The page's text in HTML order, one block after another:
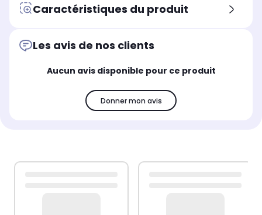
Caractéristiques du produit
Les avis de nos clients
Aucun avis disponible pour ce produit
Donner mon avis